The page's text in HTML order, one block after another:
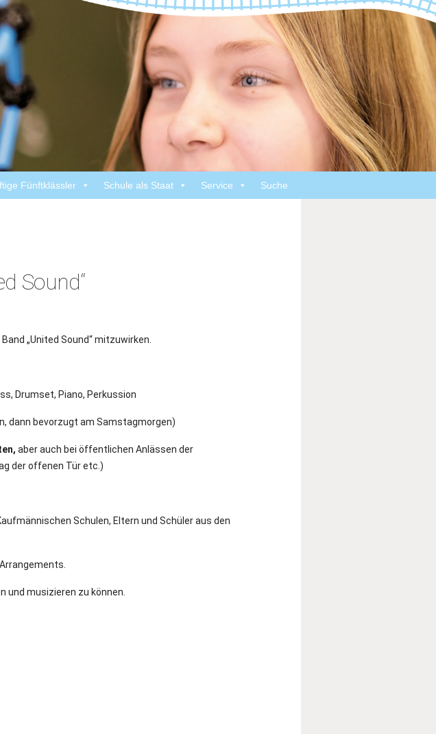
Fünftklässler Schule als Staat Service Suche
Sound“
„United Sound“ mitzuwirken.
Drumset, Piano, Perkussion
dann bevorzugt am Samstagmorgen)
aber auch bei öffentlichen Anlässen der
der offenen Tür etc.)
Schulen, Eltern und Schüler aus den
und musizieren zu können.